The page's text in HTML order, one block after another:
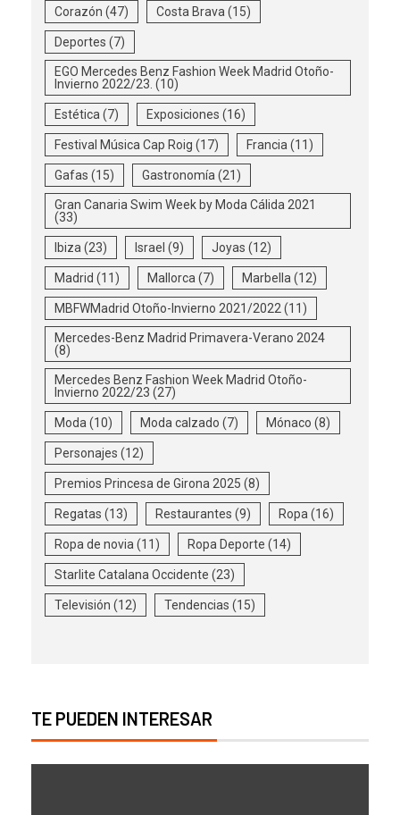
Corazón (47) Costa Brava (15)
Deportes (7)
EGO Mercedes Benz Fashion Week Madrid Otoño-
Invierno 2022/23. (10)
Estética (7) Exposiciones (16)
Festival Música Cap Roig (17) Francia (11)
Gafas (15) Gastronomía (21)
Gran Canaria Swim Week by Moda Cálida 2021
(33)
Ibiza (23) Israel (9) Joyas (12)
Madrid (11) Mallorca (7) Marbella (12)
MBFWMadrid Otoño-Invierno 2021/2022 (11)
Mercedes-Benz Madrid Primavera-Verano 2024
(8)
Mercedes Benz Fashion Week Madrid Otoño-
Invierno 2022/23 (27)
Moda (10) Moda calzado (7) Mónaco (8)
Personajes (12)
Premios Princesa de Girona 2025 (8)
Regatas (13) Restaurantes (9) Ropa (16)
Ropa de novia (11) Ropa Deporte (14)
Starlite Catalana Occidente (23)
Televisión (12) Tendencias (15)
TE PUEDEN INTERESAR